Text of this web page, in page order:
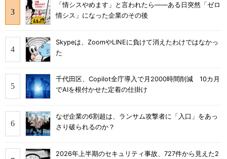
「情シスやめます」と言われたら――ある日突然「ゼロ
情シス」になった企業のその後
Skypeは、ZoomやLINEに負けて消えたわけではなかっ
た
千代田区、Copilot全庁導入で月2000時間削減 10カ月
でAIを根付かせた定着の仕掛け
なぜ企業の6割超は、ランサム攻撃者に「入口」をあっ
さり破られるのか？
2026年上半期のセキュリティ事故、727件から見えた2